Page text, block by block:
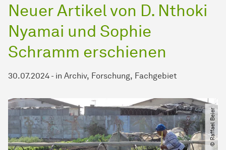
Neuer Artikel von D. Nthoki
Nyamai und Sophie
Schramm erschienen
30.07.2024 - in Archiv Forschung Fachgebiet
© Raffael Beier